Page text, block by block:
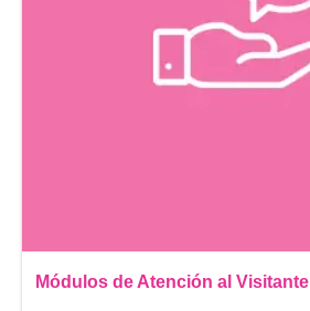
Módulos de Atención al Visitante